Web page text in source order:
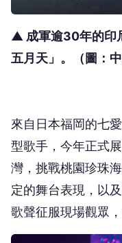
▲ 成軍逾30年的印
五月天」。（圖：中
來自日本福岡的七
型歌手， 今年正式
灣， 挑戰桃園珍珠
定的舞台表現， 以
歌聲征服現場觀眾，